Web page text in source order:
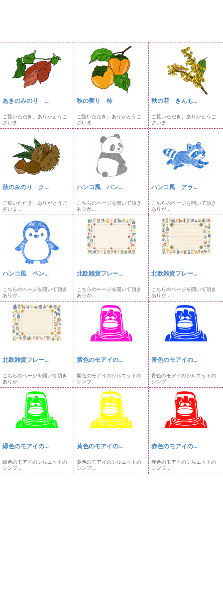
あきのみのり ...
ご覧いただき、ありがとうご
ざいま...
秋の実り 柿
ご覧いただき、ありがとうご
ざいま...
秋の花 きんも...
ご覧いただき、ありがとうご
ざいま...
秋のみのり ク...
ご覧いただき、ありがとうご
ざいま...
ハンコ風 パン...
こちらのページを開いて頂き
ありが...
ハンコ風 アラ...
こちらのページを開いて頂き
ありが...
ハンコ風 ペン...
こちらのページを開いて頂き
ありが...
北欧雑貨フレー...
こちらのページを開いて頂き
ありが...
北欧雑貨フレー...
こちらのページを開いて頂き
ありが...
北欧雑貨フレー...
こちらのページを開いて頂き
ありが...
紫色のモアイの...
紫色のモアイのシルエットの
シンプ...
青色のモアイの...
青色のモアイのシルエットの
シンプ...
緑色のモアイの...
緑色のモアイのシルエットの
シンプ...
黄色のモアイの...
黄色のモアイのシルエットの
シンプ...
赤色のモアイの...
赤色のモアイのシルエットの
シンプ...